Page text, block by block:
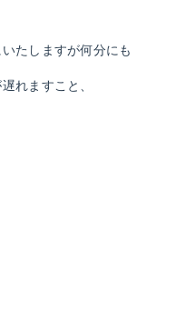
たしますが何分にも
れますこと、